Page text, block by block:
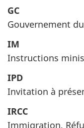
GC
Gouvernement
IM
Instructions
IPD
Invitation à
IRCC
Immigration,